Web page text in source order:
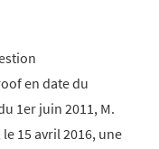
en date du
1er juin 2011, M.
15 avril 2016, une